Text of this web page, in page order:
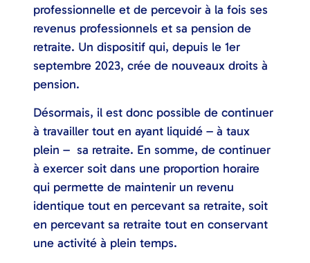
professionnelle et de percevoir à la fois ses
revenus professionnels et sa pension de
retraite. Un dispositif qui, depuis le 1er
septembre 2023, crée de nouveaux droits à
pension.
Désormais, il est donc possible de continuer
à travailler tout en ayant liquidé – à taux
plein – sa retraite. En somme, de continuer
à exercer soit dans une proportion horaire
qui permette de maintenir un revenu
identique tout en percevant sa retraite, soit
en percevant sa retraite tout en conservant
une activité à plein temps.